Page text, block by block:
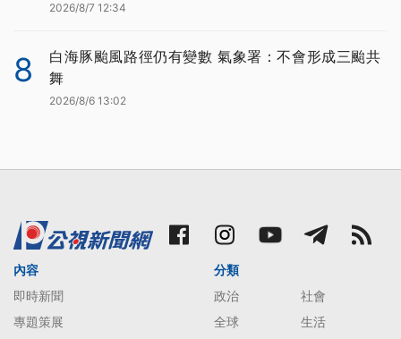
2026/8/7 12:34
8
白海豚颱風路徑仍有變數 氣象署：不會形成三颱共
舞
2026/8/6 13:02
內容
即時新聞
專題策展
分類
政治
社會
全球
生活